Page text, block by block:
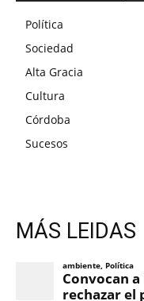
Política
Sociedad
Alta Gracia
Cultura
Córdoba
Sucesos
MÁS LEIDAS